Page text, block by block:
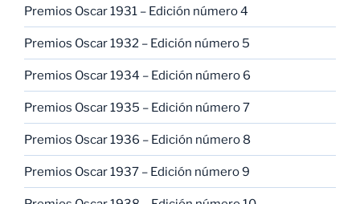
Premios Oscar 1931 – Edición número 4
Premios Oscar 1932 – Edición número 5
Premios Oscar 1934 – Edición número 6
Premios Oscar 1935 – Edición número 7
Premios Oscar 1936 – Edición número 8
Premios Oscar 1937 – Edición número 9